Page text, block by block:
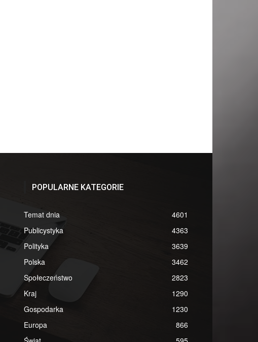
POPULARNE KATEGORIE
Temat dnia
4601
Publicystyka
4363
Polityka
3639
Polska
3462
Społeczeństwo
2823
Kraj
1290
Gospodarka
1230
Europa
866